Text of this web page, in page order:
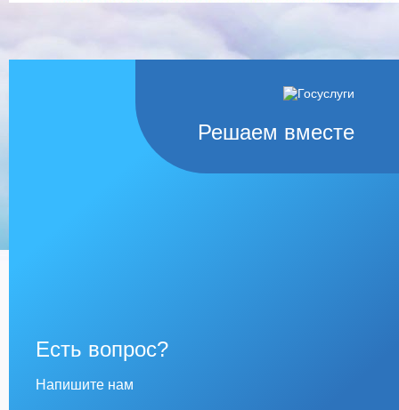
Решаем вместе
Есть вопрос?
Напишите нам